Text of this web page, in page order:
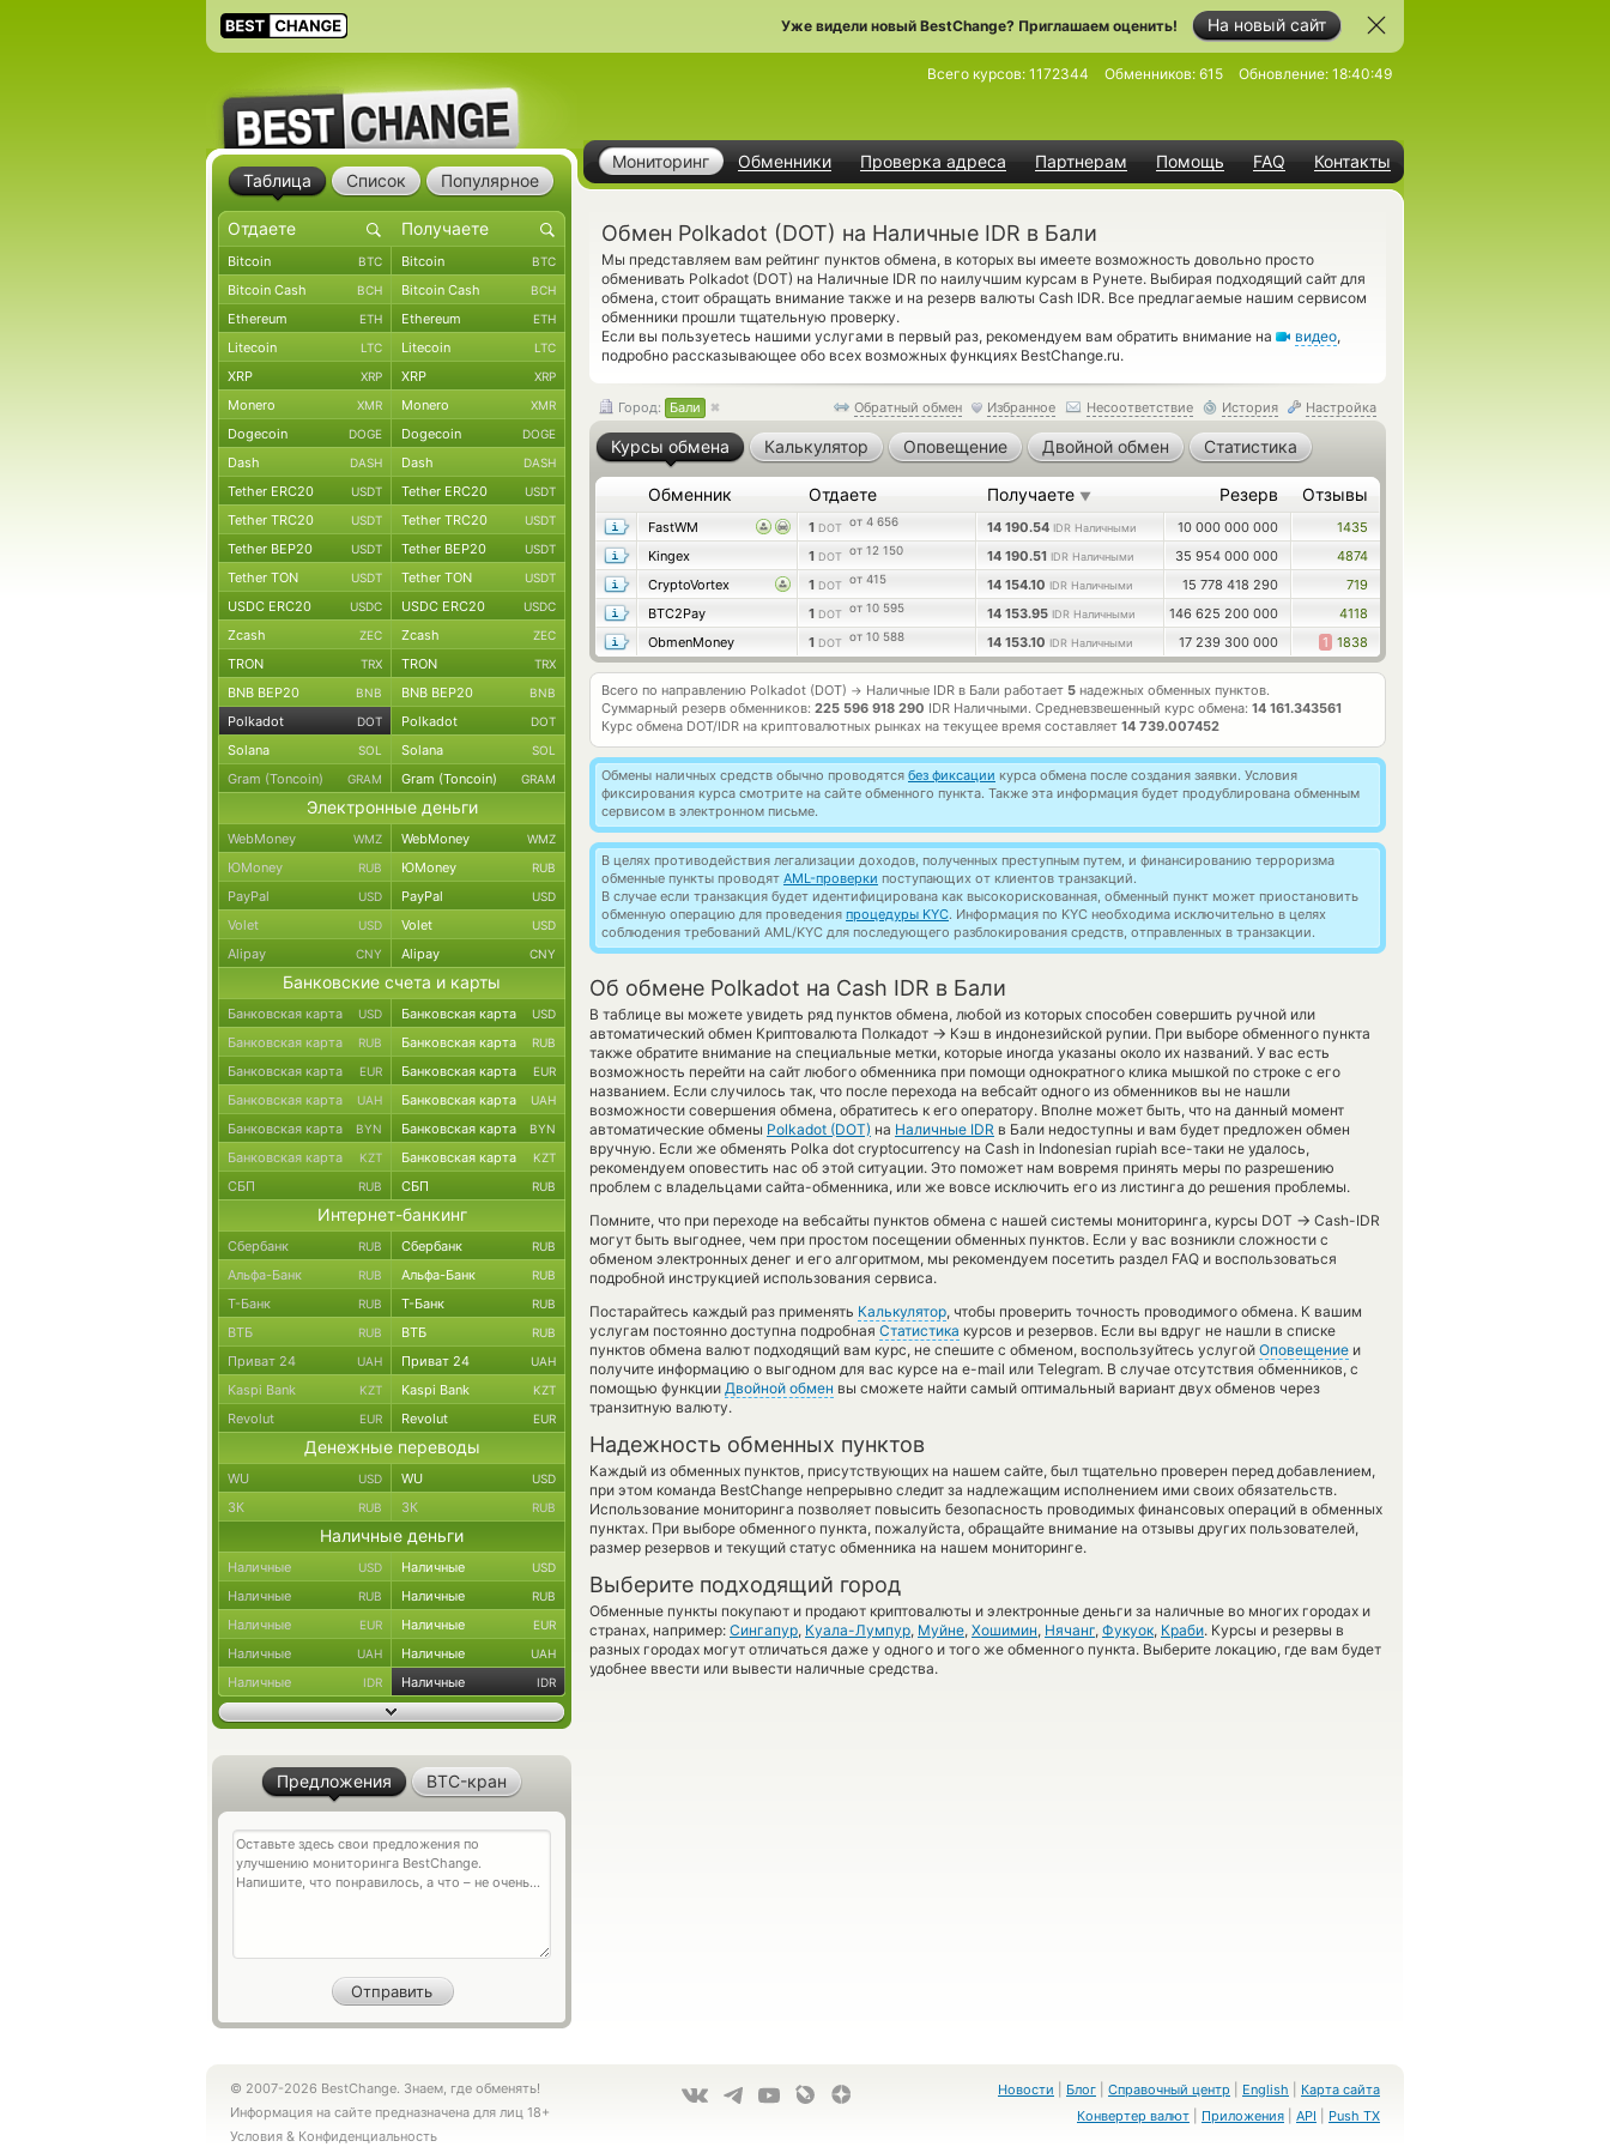
На новый сайт
Уже видели новый BestChange? Приглашаем оценить!
Мониторинг Обменники Проверка адреса Партнерам Помощь FAQ Контакты
Всего курсов: 1172344 Обменников: 615 Обновление: 18:40:49
Обмен Polkadot (DOT) на Наличные IDR в Бали
Мы представляем вам рейтинг пунктов обмена, в которых вы имеете возможность довольно просто
обменивать Polkadot (DOT) на Наличные IDR по наилучшим курсам в Рунете. Выбирая подходящий сайт для
обмена, стоит обращать внимание также и на резерв валюты Cash IDR. Все предлагаемые нашим сервисом
обменники прошли тщательную проверку.
Если вы пользуетесь нашими услугами в первый раз, рекомендуем вам обратить внимание на
видео,
подробно рассказывающее обо всех возможных функциях BestChange.ru.
Обратный обмен Избранное Несоответствие История Настройка
Город: Бали
Курсы обмена Калькулятор Оповещение Двойной обмен Статистика
Обменник Отдаете Получаете ▼ Резерв Отзывы
FastWM 1 DOT от 4 656 14 190.54 IDR Наличными 10 000 000 000
1435
Kingex
1 DOT от 12 150 14 190.51 IDR Наличными 35 954 000 000
4874
CryptoVortex
1 DOT от 415 14 154.10 IDR Наличными 15 778 418 290
719
BTC2Pay
1 DOT от 10 595 14 153.95 IDR Наличными 146 625 200 000
4118
ObmenMoney
1 DOT от 10 588 14 153.10 IDR Наличными 17 239 300 000 1 1838
Всего по направлению Polkadot (DOT) → Наличные IDR в Бали работает 5 надежных обменных пунктов.
Суммарный резерв обменников: 225 596 918 290 IDR Наличными. Средневзвешенный курс обмена: 14 161.343561
Курс обмена DOT/IDR на криптовалютных рынках на текущее время составляет 14 739.007452
Обмены наличных средств обычно проводятся без фиксации курса обмена после создания заявки. Условия
фиксирования курса смотрите на сайте обменного пункта. Также эта информация будет продублирована обменным
сервисом в электронном письме.
В целях противодействия легализации доходов, полученных преступным путем, и финансированию терроризма
обменные пункты проводят AML-проверки поступающих от клиентов транзакций.
В случае если транзакция будет идентифицирована как высокорискованная, обменный пункт может приостановить
обменную операцию для проведения процедуры KYC. Информация по KYC необходима исключительно в целях
соблюдения требований AML/KYC для последующего разблокирования средств, отправленных в транзакции.
Об обмене Polkadot на Cash IDR в Бали
В таблице вы можете увидеть ряд пунктов обмена, любой из которых способен совершить ручной или
автоматический обмен Криптовалюта Полкадот → Кэш в индонезийской рупии. При выборе обменного пункта
также обратите внимание на специальные метки, которые иногда указаны около их названий. У вас есть
возможность перейти на сайт любого обменника при помощи однократного клика мышкой по строке с его
названием. Если случилось так, что после перехода на вебсайт одного из обменников вы не нашли
возможности совершения обмена, обратитесь к его оператору. Вполне может быть, что на данный момент
автоматические обмены Polkadot (DOT) на Наличные IDR в Бали недоступны и вам будет предложен обмен
вручную. Если же обменять Polka dot cryptocurrency на Cash in Indonesian rupiah все-таки не удалось,
рекомендуем оповестить нас об этой ситуации. Это поможет нам вовремя принять меры по разрешению
проблем с владельцами сайта-обменника, или же вовсе исключить его из листинга до решения проблемы.
Помните, что при переходе на вебсайты пунктов обмена с нашей системы мониторинга, курсы DOT → Cash-IDR
могут быть выгоднее, чем при простом посещении обменных пунктов. Если у вас возникли сложности с
обменом электронных денег и его алгоритмом, мы рекомендуем посетить раздел FAQ и воспользоваться
подробной инструкцией использования сервиса.
Постарайтесь каждый раз применять Калькулятор, чтобы проверить точность проводимого обмена. К вашим
услугам постоянно доступна подробная Статистика курсов и резервов. Если вы вдруг не нашли в списке
пунктов обмена валют подходящий вам курс, не спешите с обменом, воспользуйтесь услугой Оповещение и
получите информацию о выгодном для вас курсе на e-mail или Telegram. В случае отсутствия обменников, с
помощью функции Двойной обмен вы сможете найти самый оптимальный вариант двух обменов через
транзитную валюту.
Надежность обменных пунктов
Каждый из обменных пунктов, присутствующих на нашем сайте, был тщательно проверен перед добавлением,
при этом команда BestChange непрерывно следит за надлежащим исполнением ими своих обязательств.
Использование мониторинга позволяет повысить безопасность проводимых финансовых операций в обменных
пунктах. При выборе обменного пункта, пожалуйста, обращайте внимание на отзывы других пользователей,
размер резервов и текущий статус обменника на нашем мониторинге.
Выберите подходящий город
Обменные пункты покупают и продают криптовалюты и электронные деньги за наличные во многих городах и
странах, например: Сингапур, Куала-Лумпур, Муйне, Хошимин, Нячанг, Фукуок, Краби. Курсы и резервы в
разных городах могут отличаться даже у одного и того же обменного пункта. Выберите локацию, где вам будет
удобнее ввести или вывести наличные средства.
Таблица Список Популярное
Bitcoin BTC Bitcoin BTC
Bitcoin Cash BCH Bitcoin Cash BCH
Ethereum ETH Ethereum ETH
Litecoin LTC Litecoin LTC
XRP XRP XRP XRP
Monero XMR Monero XMR
Dogecoin DOGE Dogecoin DOGE
Dash DASH Dash DASH
Tether ERC20 USDT Tether ERC20 USDT
Tether TRC20 USDT Tether TRC20 USDT
Tether BEP20 USDT Tether BEP20 USDT
Tether TON USDT Tether TON USDT
USDC ERC20 USDC USDC ERC20 USDC
Zcash ZEC Zcash ZEC
TRON TRX TRON TRX
BNB BEP20 BNB BNB BEP20 BNB
Polkadot DOT Polkadot DOT
Solana SOL Solana SOL
Gram (Toncoin) GRAM Gram (Toncoin) GRAM
Электронные деньги
WebMoney WMZ WebMoney WMZ
ЮMoney RUB ЮMoney RUB
PayPal USD PayPal USD
Volet USD Volet USD
Alipay CNY Alipay CNY
Банковские счета и карты
Банковская карта USD Банковская карта USD
Банковская карта RUB Банковская карта RUB
Банковская карта EUR Банковская карта EUR
Банковская карта UAH Банковская карта UAH
Банковская карта BYN Банковская карта BYN
Банковская карта KZT Банковская карта KZT
СБП RUB СБП RUB
Интернет-банкинг
Сбербанк RUB Сбербанк RUB
Альфа-Банк RUB Альфа-Банк RUB
Т-Банк RUB Т-Банк RUB
ВТБ RUB ВТБ RUB
Приват 24 UAH Приват 24 UAH
Kaspi Bank KZT Kaspi Bank KZT
Revolut EUR Revolut EUR
Денежные переводы
WU USD WU USD
ЗК RUB ЗК RUB
Наличные деньги
Наличные USD Наличные USD
Наличные RUB Наличные RUB
Наличные EUR Наличные EUR
Наличные UAH Наличные UAH
Наличные IDR Наличные IDR
Предложения BTC-кран
© 2007-2026 BestChange. Знаем, где обменять!
Информация на сайте предназначена для лиц 18+
Условия & Конфиденциальность
Новости Блог Справочный центр English
Карта сайта
Конвертер валют
Приложения API Push TX